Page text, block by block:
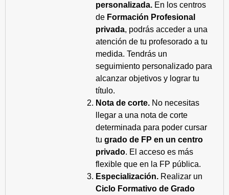
personalizada. En los centros
de Formación Profesional
privada, podrás acceder a una
atención de tu profesorado a tu
medida. Tendrás un
seguimiento personalizado para
alcanzar objetivos y lograr tu
título.
Nota de corte. No necesitas
llegar a una nota de corte
determinada para poder cursar
tu grado de FP en un centro
privado. El acceso es más
flexible que en la FP pública.
Especialización. Realizar un
Ciclo Formativo de Grado